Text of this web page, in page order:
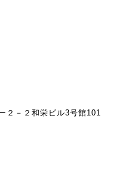
２－２和栄ビル3号館101